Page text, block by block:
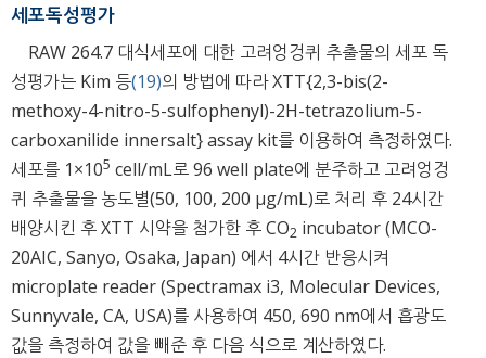
세포독성평가
RAW 264.7 대식세포에 대한 고려엉겅퀴 추출물의 세포 독
성평가는 Kim 등(19)의 방법에 따라 XTT{2,3-bis(2-
methoxy-4-nitro-5-sulfophenyl)-2H-tetrazolium-5-
carboxanilide innersalt} assay kit를 이용하여 측정하였다.
세포를 1×105 cell/mL로 96 well plate에 분주하고 고려엉겅
퀴 추출물을 농도별(50, 100, 200 μg/mL)로 처리 후 24시간
배양시킨 후 XTT 시약을 첨가한 후 CO2 incubator (MCO-
20AIC, Sanyo, Osaka, Japan) 에서 4시간 반응시켜
microplate reader (Spectramax i3, Molecular Devices,
Sunnyvale, CA, USA)를 사용하여 450, 690 nm에서 흡광도
값을 측정하여 값을 빼준 후 다음 식으로 계산하였다.